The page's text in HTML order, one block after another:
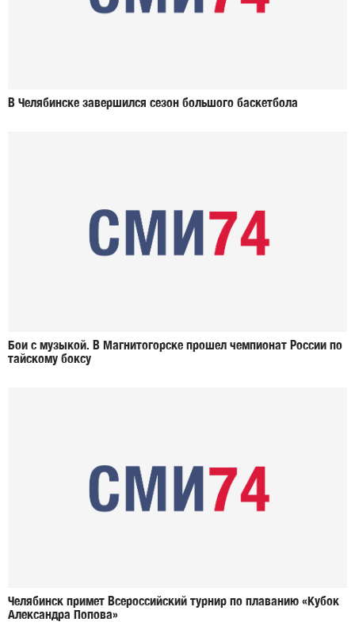
В Челябинске завершился сезон большого баскетбола
Бои с музыкой. В Магнитогорске прошел чемпионат России по
тайскому боксу
Челябинск примет Всероссийский турнир по плаванию «Кубок
Александра Попова»